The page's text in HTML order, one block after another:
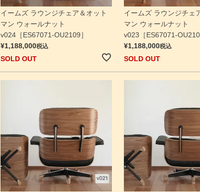
イームズ ラウンジチェア＆オット
マン ウォールナット
v024［ES67071-OU2109］
¥1,188,000税込
SOLD OUT
イームズ ラウンジチェ
マン ウォールナット
v023［ES67071-
¥1,188,000税込
SOLD OUT